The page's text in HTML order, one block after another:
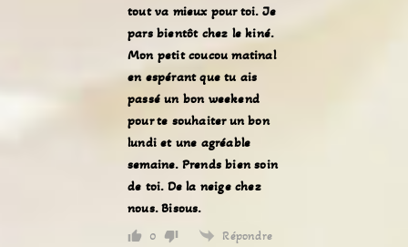
tout va mieux pour toi. Je
pars bientôt chez le kiné.
Mon petit coucou matinal
en espérant que tu ais
passé un bon weekend
pour te souhaiter un bon
lundi et une agréable
semaine. Prends bien soin
de toi. De la neige chez
nous. Bisous.
0 Répondre